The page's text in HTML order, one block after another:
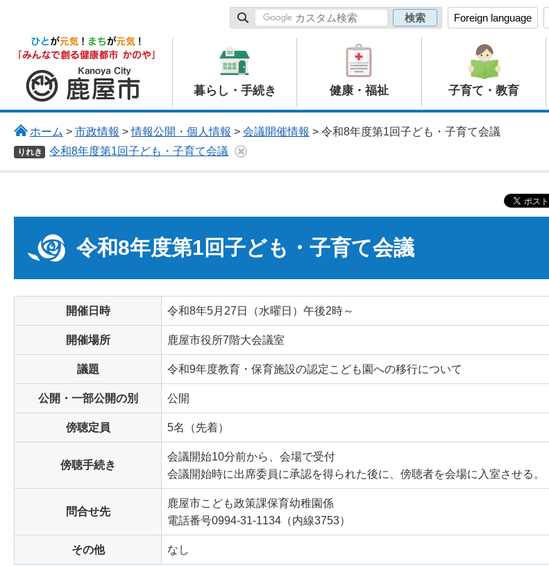
Foreign language
鹿屋市
暮らし・手続き 健康・福祉 子育て・教育
ホーム > 市政情報 >情報公開・個人情報 > 会議開催情報 > 令和8年度第1回子ども・子育て会議
りれき 令和8年度第1回子ども・子育て会議
令和8年度第1回子ども・子育て会議
開催日時 令和8年5月27日（水曜日）午後2時～
開催場所 鹿屋市役所7階大会議室
議題 令和9年度教育・保育施設の認定こども園への移行について
公開・一部公開の別 公開
傍聴定員 5名（先着）
傍聴手続き
会議開始10分前から、会場で受付
会議開始時に出席委員に承認を得られた後に、傍聴者を会場に入室させる。
問合せ先
鹿屋市こども政策課保育幼稚園係
電話番号0994-31-1134（内線3753）
その他 なし